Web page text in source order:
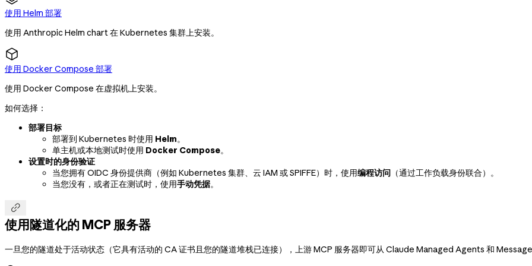
使用 Helm 部署
使用 Anthropic Helm chart 在 Kubernetes 集群上安装。
使用 Docker Compose 部署
使用 Docker Compose 在虚拟机上安装。
如何选择：
部署目标
部署到 Kubernetes 时使用 Helm。
单主机或本地测试时使用 Docker Compose。
设置时的身份验证
当您拥有 OIDC 身份提供商（例如 Kubernetes 集群、云 IAM 或 SPIFFE）时，使用编程访问 （通过工作负载身份联合）。
当您没有，或者正在测试时，使用手动凭据。

使用隧道化的 MCP 服务器
一旦您的隧道处于活动状态（它具有活动的 CA 证书且您的隧道堆栈已连接），上游 MCP 服务器即可从 Claude Managed Agents 和